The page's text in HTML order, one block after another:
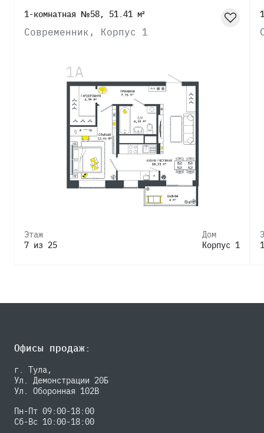
1-комнатная №58, 51.41 м²
Современник, Корпус 1
Этаж
7 из 25
Дом
Корпус 1
Офисы продаж:
г. Тула,
Ул. Демонстрации 20Б
Ул. Оборонная 102В
Пн-Пт 09:00-18:00
Сб-Вс 10:00-18:00